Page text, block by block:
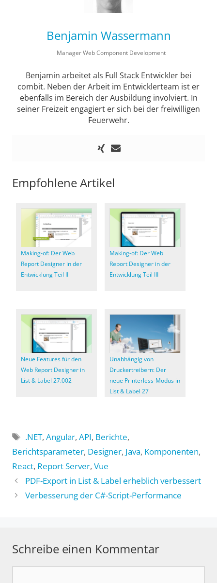
Benjamin Wassermann
Manager Web Component Development
Benjamin arbeitet als Full Stack Entwickler bei
combit. Neben der Arbeit im Entwicklerteam ist er
ebenfalls im Bereich der Ausbildung involviert. In
seiner Freizeit engagiert er sich bei der freiwilligen
Feuerwehr.
Empfohlene Artikel
Making-of: Der Web
Report Designer in der
Entwicklung Teil II
Making-of: Der Web
Report Designer in der
Entwicklung Teil III
Neue Features für den
Web Report Designer in
List & Label 27.002
Unabhängig von
Druckertreibern: Der
neue Printerless-Modus in
List & Label 27
Schlagwörter
.NET,Angular,API, Berichte,
Berichtsparameter, Designer, Java, Komponenten,
React, Report Server, Vue
PDF-Export in List & Label erheblich verbessert
Verbesserung der C#-Script-Performance
Schreibe einen Kommentar